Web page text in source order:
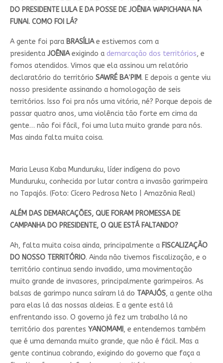
DO PRESIDENTE LULA E DA POSSE DE JOÊNIA WAPICHANA NA
FUNAI. COMO FOI LÁ?
A gente foi para BRASÍLIAe estivemos com a
presidenta JOÊNIAexigindo a demarcação dos territórios, e
fomos atendidos. Vimos que ela assinou um relatório
declaratório do território SAWRÉ BA’PIM. E depois a gente viu
nosso presidente assinando a homologação de seis
territórios. Isso foi pra nós uma vitória, né? Porque depois de
passar quatro anos, uma violência tão forte em cima da
gente… não foi fácil, foi uma luta muito grande para nós.
Mas ainda falta muita coisa.
Maria Leusa Kaba Munduruku, líder indígena do povo
Munduruku, conhecida por lutar contra a invasão garimpeira
no Tapajós. (Foto: Cícero Pedrosa Neto | Amazônia Real)
ALÉM DAS DEMARCAÇÕES, QUE FORAM PROMESSA DE
CAMPANHA DO PRESIDENTE, O QUE ESTÁ FALTANDO?
Ah, falta muita coisa ainda, principalmente a FISCALIZAÇÃO
DO NOSSO TERRITÓRIO. Ainda não tivemos fiscalização, e o
território continua sendo invadido, uma movimentação
muito grande de invasores, principalmente garimpeiros. As
balsas de garimpo nunca saíram lá do TAPAJÓS, a gente olha
para elas lá das nossas aldeias. E a gente está lá
enfrentando isso. O governo já fez um trabalho lá no
território dos parentes YANOMAMI , e entendemos também
que é uma demanda muito grande, que não é fácil. Mas a
gente continua cobrando, exigindo do governo que faça a